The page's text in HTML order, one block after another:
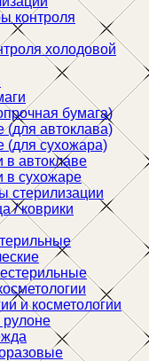
контроля
холодовой
бумага)
автоклава)
(для сухожара)
в автоклаве
в сухожаре
стерилизации
/ коврики
и косметологии